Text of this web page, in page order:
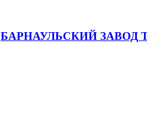
БАРНАУЛЬСКИЙ ЗАВОД